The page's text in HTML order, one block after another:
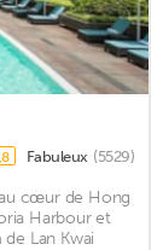
Fabuleux (5529)
cœur de Hong
Harbour et
Lan Kwai